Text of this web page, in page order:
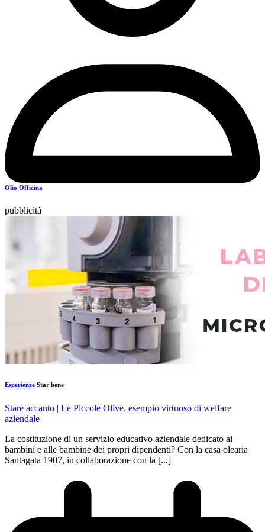
Olio Officina
pubblicità
Esperienze Star bene
Stare accanto | Le Piccole Olive, esempio virtuoso di welfare
aziendale
La costituzione di un servizio educativo aziendale dedicato ai
bambini e alle bambine dei propri dipendenti? Con la casa olearia
Santagata 1907, in collaborazione con la [...]